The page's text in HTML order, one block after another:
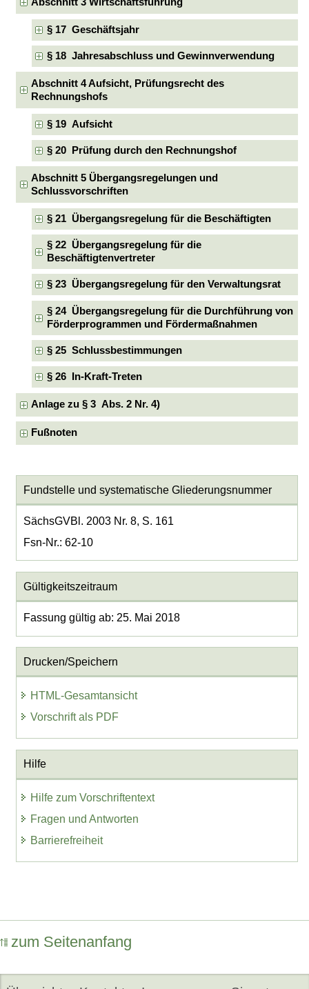
§ 17 Geschäftsjahr
§ 18 Jahresabschluss und Gewinnverwendung
Abschnitt 4 Aufsicht, Prüfungsrecht des
Rechnungshofs
§ 19 Aufsicht
§ 20 Prüfung durch den Rechnungshof
Abschnitt 5 Übergangsregelungen und
Schlussvorschriften
§ 21 Übergangsregelung für die Beschäftigten
§ 22 Übergangsregelung für die
Beschäftigtenvertreter
§ 23 Übergangsregelung für den Verwaltungsrat
§ 24 Übergangsregelung für die Durchführung von
Förderprogrammen und Fördermaßnahmen
§ 25 Schlussbestimmungen
§ 26 In-Kraft-Treten
Anlage zu § 3 Abs. 2 Nr. 4)
Fußnoten
Fundstelle und systematische Gliederungsnummer
SächsGVBl. 2003 Nr. 8, S. 161
Fsn-Nr.: 62-10
Gültigkeitszeitraum
Fassung gültig ab: 25. Mai 2018
Drucken/Speichern
HTML-Gesamtansicht
Vorschrift als PDF
Hilfe
Hilfe zum Vorschriftentext
Fragen und Antworten
Barrierefreiheit
zum Seitenanfang